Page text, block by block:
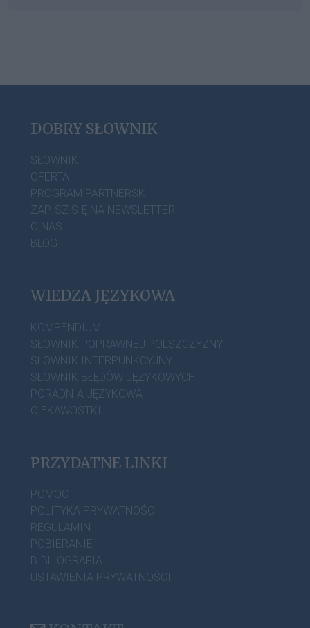
DOBRY SŁOWNIK
SŁOWNIK
OFERTA
PROGRAM PARTNERSKI
ZAPISZ SIĘ NA NEWSLETTER
O NAS
BLOG
WIEDZA JĘZYKOWA
KOMPENDIUM
SŁOWNIK POPRAWNEJ POLSZCZYZNY
SŁOWNIK INTERPUNKCYJNY
SŁOWNIK BŁĘDÓW JĘZYKOWYCH
PORADNIA JĘZYKOWA
CIEKAWOSTKI
PRZYDATNE LINKI
POMOC
POLITYKA PRYWATNOŚCI
REGULAMIN
POBIERANIE
BIBLIOGRAFIA
USTAWIENIA PRYWATNOŚCI